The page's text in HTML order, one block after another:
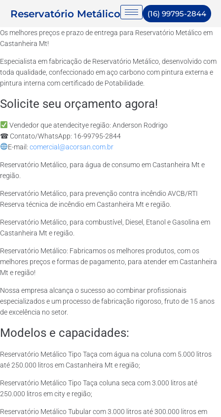
Reservatório Metálico (16) 99795-2844
Os melhores preços e prazo de entrega para Reservatório Metálico em
Castanheira Mt!
Especialista em fabricação de Reservatório Metálico, desenvolvido com
toda qualidade, confeccionado em aço carbono com pintura externa e
pintura interna com certificado de Potabilidade.
Solicite seu orçamento agora!
Vendedor que atendecitye região: Anderson Rodrigo
☎ Contato/WhatsApp: 16-99795-2844
E-mail: comercial@acorsan.com.br
Reservatório Metálico, para água de consumo em Castanheira Mt e
região.
Reservatório Metálico, para prevenção contra incêndio AVCB/RTI
Reserva técnica de incêndio em Castanheira Mt e região.
Reservatório Metálico, para combustível, Diesel, Etanol e Gasolina em
Castanheira Mt e região.
Reservatório Metálico: Fabricamos os melhores produtos, com os
melhores preços e formas de pagamento, para atender em Castanheira
Mt e região!
Nossa empresa alcança o sucesso ao combinar profissionais
especializados e um processo de fabricação rigoroso, fruto de 15 anos
de excelência no setor.
Modelos e capacidades:
Reservatório Metálico Tipo Taça com água na coluna com 5.000 litros
até 250.000 litros em Castanheira Mt e região;
Reservatório Metálico Tipo Taça coluna seca com 3.000 litros até
250.000 litros em city e região;
Reservatório Metálico Tubular com 3.000 litros até 300.000 litros em